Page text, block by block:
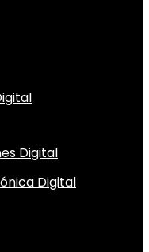
Digital
Digital